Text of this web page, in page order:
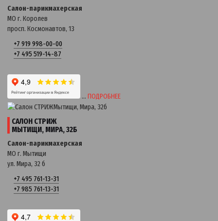
Салон-парикмахерская
МО г. Королев
просп. Космонавтов, 13
+7 919 998-00-00
+7 495 519-14-87
… ПОДРОБНЕЕ
САЛОН СТРИЖ
МЫТИЩИ, МИРА, 32Б
Салон-парикмахерская
МО г. Мытищи
ул. Мира, 32 б
+7 495 761-13-31
+7 985 761-13-31